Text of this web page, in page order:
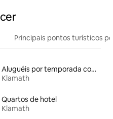
Principais pontos turísticos
Aluguéis por temporada com caiaque
Klamath
Quartos de hotel
Klamath